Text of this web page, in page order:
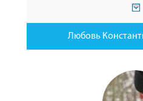
Любовь